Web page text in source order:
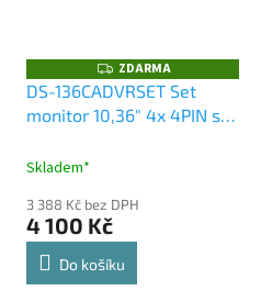
Z
D
A
R
ZDARMA
DS-136CADVRSET Set
monitor 10,36" 4x 4PIN s
auto, Bluetooth, DVR, +
Skladem*
3 388 Kč bez DPH
4 100 Kč
Do košíku